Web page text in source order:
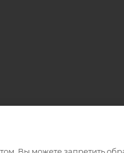
Вы можете запретить